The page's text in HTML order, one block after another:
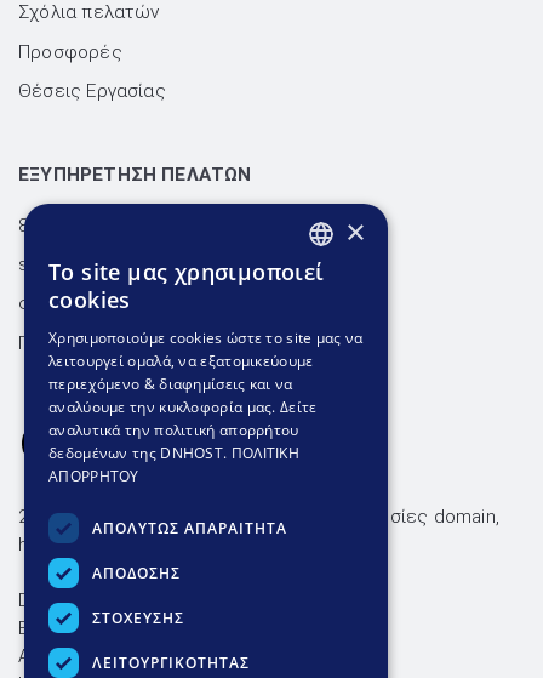
Σχόλια πελατών
Προσφορές
Θέσεις Εργασίας
ΕΞΥΠΗΡΕΤΗΣΗ ΠΕΛΑΤΩΝ
801.300.3520 - 210.953.6767
support@dnhost.gr
Φόρμα επικοινωνίας
Γνωσιακή βάση
26 χρόνια αξιόπιστες & οικονομικές υπηρεσίες domain,
hosting και ssl με ταχύτατη υποστήριξη.
DNHOST IKE
ΕΥΜΟΛΠΙΔΩΝ 23 ΑΘΗΝΑ 11854
AP. Γ.Ε.ΜΗ. 004602701000
GREEK
×
To site μας χρησιμοποιεί
cookies
Χρησιμοποιούμε cookies ώστε το site μας να
λειτουργεί ομαλά, να εξατομικεύουμε
περιεχόμενο & διαφημίσεις και να
αναλύουμε την κυκλοφορία μας. Δείτε
αναλυτικά την πολιτική απορρήτου
δεδομένων της DNHOST. ΠΟΛΙΤΙΚΗ
ΑΠΟΡΡΗΤΟΥ
ΑΠΟΛΥΤΩΣ ΑΠΑΡΑΙΤΗΤΑ
ΑΠΟΔΟΣΗΣ
ΣΤΟΧΕΥΣΗΣ
ΛΕΙΤΟΥΡΓΙΚΟΤΗΤΑΣ